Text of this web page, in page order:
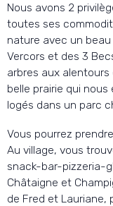
Nous avons 2
toutes ses
nature avec un
Vercors et des 3
arbres aux
belle prairie qui
logés dans un parc
Vous pourrez
Au village, vous
snack-bar-pizzeria-
Châtaigne et
de Fred et Lauriane,